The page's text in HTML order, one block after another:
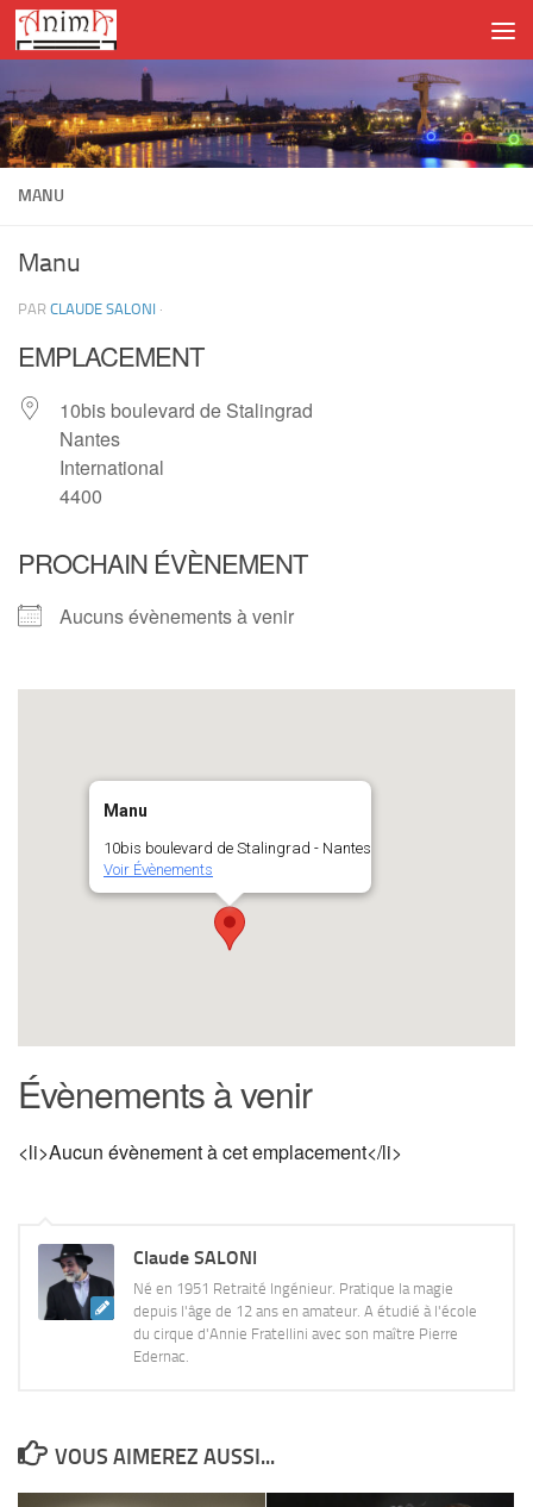
Skip to content
MANU
Manu
PAR CLAUDE SALONI ·
EMPLACEMENT
10bis boulevard de Stalingrad
Nantes
International
4400
PROCHAIN ÉVÈNEMENT
Aucuns évènements à venir
Manu
10bis boulevard de Stalingrad - Nantes
Voir Évènements
Évènements à venir
<li>Aucun évènement à cet emplacement</li>
Claude SALONI
Né en 1951 Retraité Ingénieur. Pratique la magie
depuis l'âge de 12 ans en amateur. A étudié à l'école
du cirque d'Annie Fratellini avec son maître Pierre
Edernac.
VOUS AIMEREZ AUSSI...